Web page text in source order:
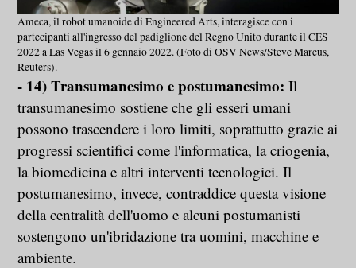
Ameca, il robot umanoide di Engineered Arts, interagisce con i
partecipanti all'ingresso del padiglione del Regno Unito durante il CES
2022 a Las Vegas il 6 gennaio 2022. (Foto di OSV News/Steve Marcus,
Reuters).
- 14) Transumanesimo e postumanesimo: Il
transumanesimo sostiene che gli esseri umani
possono trascendere i loro limiti, soprattutto grazie ai
progressi scientifici come l'informatica, la criogenia,
la biomedicina e altri interventi tecnologici. Il
postumanesimo, invece, contraddice questa visione
della centralità dell'uomo e alcuni postumanisti
sostengono un'ibridazione tra uomini, macchine e
ambiente.